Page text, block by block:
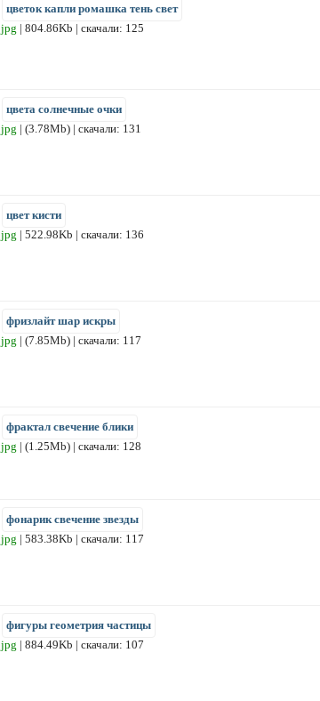
цветок капли ромашка тень свет
jpg | 804.86Kb | скачали: 125
цвета солнечные очки
jpg | (3.78Mb) | скачали: 131
цвет кисти
jpg | 522.98Kb | скачали: 136
фризлайт шар искры
jpg | (7.85Mb) | скачали: 117
фрактал свечение блики
jpg | (1.25Mb) | скачали: 128
фонарик свечение звезды
jpg | 583.38Kb | скачали: 117
фигуры геометрия частицы
jpg | 884.49Kb | скачали: 107